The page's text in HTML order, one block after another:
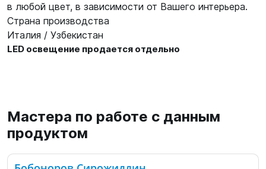
в любой цвет, в зависимости от Вашего интерьера.
Страна производства
Италия / Узбекистан
LED освещение продается отдельно
Мастера по работе с данным
продуктом